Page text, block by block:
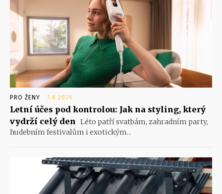
PRO ŽENY 7.8.2026
Letní účes pod kontrolou: Jak na styling, který
vydrží celý den
Léto patří svatbám, zahradním party,
hudebním festivalům i exotickým...